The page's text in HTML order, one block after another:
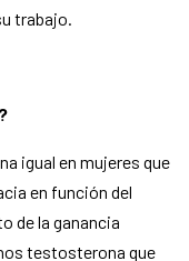
trabajo.
igual en mujeres que
en función del
de la ganancia
testosterona que